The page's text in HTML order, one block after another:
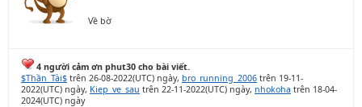
Về bờ
4 người cảm ơn phut30 cho bài viết.
$Thần_Tài$ trên 26-08-2022(UTC) ngày, bro_running_2006 trên 19-11-
2022(UTC) ngày, Kiep_ve_sau trên 22-11-2022(UTC) ngày, nhokoha trên 18-04-
2024(UTC) ngày